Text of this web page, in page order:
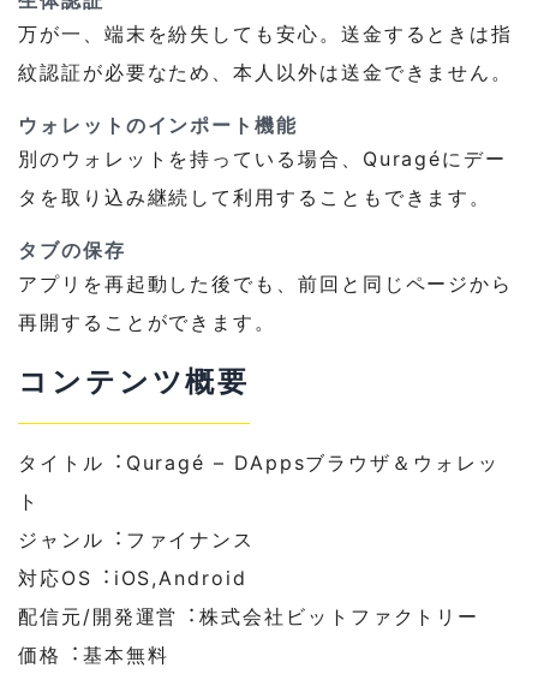
万が⼀、端末を紛失しても安⼼。送⾦するときは指
紋認証が必要なため、本⼈以外は送⾦できません。
ウォレットのインポート機能
別のウォレットを持っている場合、Quragéにデー
タを取り込み継続して利⽤することもできます。
タブの保存
アプリを再起動した後でも、前回と同じページから
再開することができます。
コンテンツ概要
タイトル︓Quragé – DAppsブラウザ＆ウォレッ
ト
ジャンル︓ファイナンス
対応OS︓iOS,Android
配信元/開発運営︓株式会社ビットファクトリー
価格︓基本無料